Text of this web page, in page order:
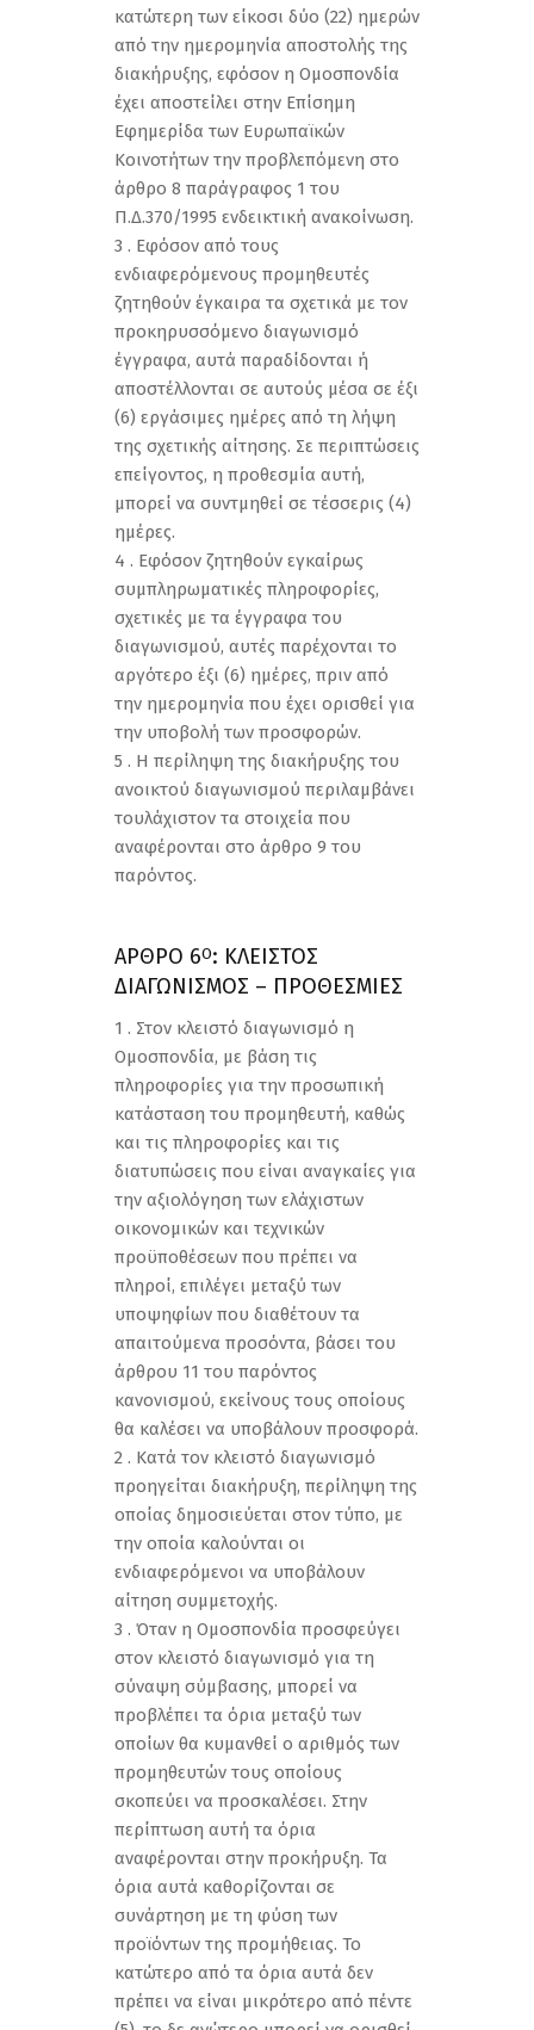
κατώτερη των είκοσι δύο (22) ημερών
από την ημερομηνία αποστολής της
διακήρυξης, εφόσον η Ομοσπονδία
έχει αποστείλει στην Επίσημη
Εφημερίδα των Ευρωπαϊκών
Κοινοτήτων την προβλεπόμενη στο
άρθρο 8 παράγραφος 1 του
Π.Δ.370/1995 ενδεικτική ανακοίνωση.
3 . Εφόσον από τους
ενδιαφερόμενους προμηθευτές
ζητηθούν έγκαιρα τα σχετικά με τον
προκηρυσσόμενο διαγωνισμό
έγγραφα, αυτά παραδίδονται ή
αποστέλλονται σε αυτούς μέσα σε έξι
(6) εργάσιμες ημέρες από τη λήψη
της σχετικής αίτησης. Σε περιπτώσεις
επείγοντος, η προθεσμία αυτή,
μπορεί να συντμηθεί σε τέσσερις (4)
ημέρες.
4 . Εφόσον ζητηθούν εγκαίρως
συμπληρωματικές πληροφορίες,
σχετικές με τα έγγραφα του
διαγωνισμού, αυτές παρέχονται το
αργότερο έξι (6) ημέρες, πριν από
την ημερομηνία που έχει ορισθεί για
την υποβολή των προσφορών.
5 . Η περίληψη της διακήρυξης του
ανοικτού διαγωνισμού περιλαμβάνει
τουλάχιστον τα στοιχεία που
αναφέρονται στο άρθρο 9 του
παρόντος.
ΑΡΘΡΟ 6Ο: ΚΛΕΙΣΤΟΣ
ΔΙΑΓΩΝΙΣΜΟΣ – ΠΡΟΘΕΣΜΙΕΣ
1 . Στον κλειστό διαγωνισμό η
Ομοσπονδία, με βάση τις
πληροφορίες για την προσωπική
κατάσταση του προμηθευτή, καθώς
και τις πληροφορίες και τις
διατυπώσεις που είναι αναγκαίες για
την αξιολόγηση των ελάχιστων
οικονομικών και τεχνικών
προϋποθέσεων που πρέπει να
πληροί, επιλέγει μεταξύ των
υποψηφίων που διαθέτουν τα
απαιτούμενα προσόντα, βάσει του
άρθρου 11 του παρόντος
κανονισμού, εκείνους τους οποίους
θα καλέσει να υποβάλουν προσφορά.
2 . Κατά τον κλειστό διαγωνισμό
προηγείται διακήρυξη, περίληψη της
οποίας δημοσιεύεται στον τύπο, με
την οποία καλούνται οι
ενδιαφερόμενοι να υποβάλουν
αίτηση συμμετοχής.
3 . Όταν η Ομοσπονδία προσφεύγει
στον κλειστό διαγωνισμό για τη
σύναψη σύμβασης, μπορεί να
προβλέπει τα όρια μεταξύ των
οποίων θα κυμανθεί ο αριθμός των
προμηθευτών τους οποίους
σκοπεύει να προσκαλέσει. Στην
περίπτωση αυτή τα όρια
αναφέρονται στην προκήρυξη. Τα
όρια αυτά καθορίζονται σε
συνάρτηση με τη φύση των
προϊόντων της προμήθειας. Το
κατώτερο από τα όρια αυτά δεν
πρέπει να είναι μικρότερο από πέντε